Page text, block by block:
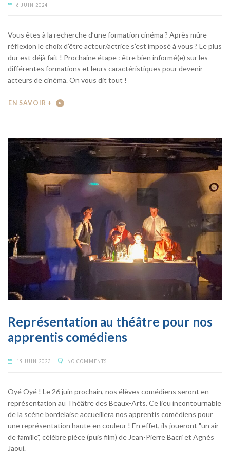
6 JUIN 2024
Vous êtes à la recherche d’une formation cinéma ? Après mûre
réflexion le choix d’être acteur/actrice s’est imposé à vous ? Le plus
dur est déjà fait ! Prochaine étape : être bien informé(e) sur les
différentes formations et leurs caractéristiques pour devenir
acteurs de cinéma. On vous dit tout !
EN SAVOIR +
Représentation au théâtre pour nos
apprentis comédiens
19 JUIN 2023 NO COMMENTS
Oyé Oyé ! Le 26 juin prochain, nos élèves comédiens seront en
représentation au Théâtre des Beaux-Arts. Ce lieu incontournable
de la scène bordelaise accueillera nos apprentis comédiens pour
une représentation haute en couleur ! En effet, ils joueront "un air
de famille", célèbre pièce (puis film) de Jean-Pierre Bacri et Agnès
Jaoui.